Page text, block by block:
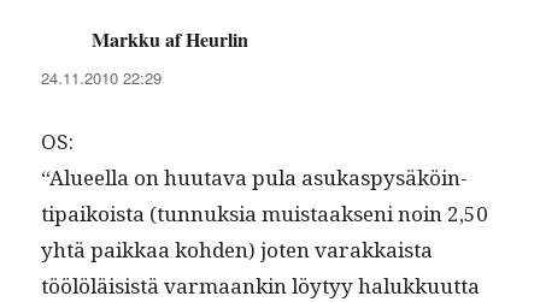
Markku af Heurlin
24.11.2010 22:29
OS:
“Alueel­la on huu­ta­va pula asukaspysäköin­
tipaikoista (tun­nuk­sia muis­taak­seni noin 2,50
yhtä paikkaa kohden) joten varakkaista
töölöläi­sistä var­maankin löy­tyy halukku­ut­ta